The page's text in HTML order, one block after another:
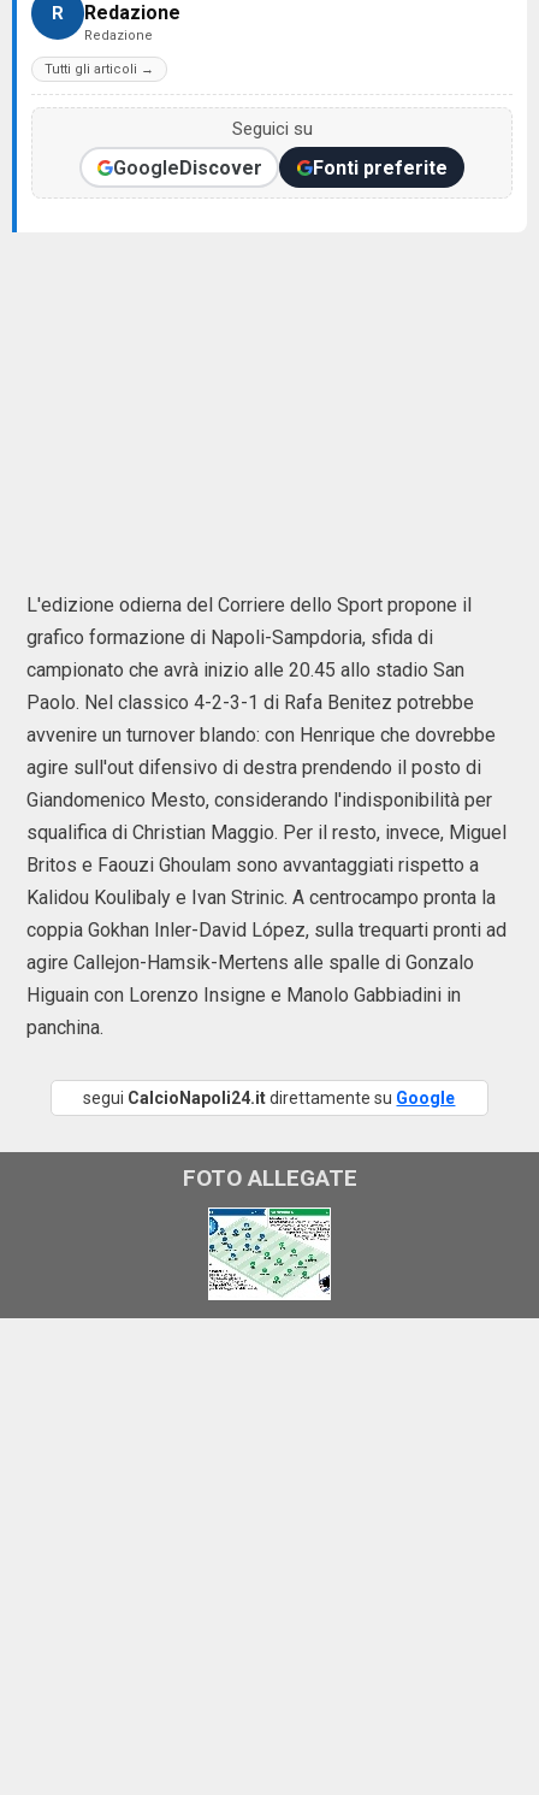
R Redazione
Redazione
Tutti gli articoli →
Seguici su
GoogleDiscover Fonti preferite
L'edizione odierna del Corriere dello Sport propone il
grafico formazione di Napoli-Sampdoria, sfida di
campionato che avrà inizio alle 20.45 allo stadio San
Paolo. Nel classico 4-2-3-1 di Rafa Benitez potrebbe
avvenire un turnover blando: con Henrique che dovrebbe
agire sull'out difensivo di destra prendendo il posto di
Giandomenico Mesto, considerando l'indisponibilità per
squalifica di Christian Maggio. Per il resto, invece, Miguel
Britos e Faouzi Ghoulam sono avvantaggiati rispetto a
Kalidou Koulibaly e Ivan Strinic. A centrocampo pronta la
coppia Gokhan Inler-David López, sulla trequarti pronti ad
agire Callejon-Hamsik-Mertens alle spalle di Gonzalo
Higuain con Lorenzo Insigne e Manolo Gabbiadini in
panchina.
segui CalcioNapoli24.itdirettamente su Google
FOTO ALLEGATE